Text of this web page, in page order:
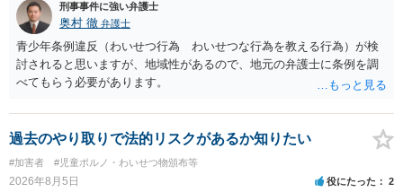
刑事事件に強い弁護士
奥村 徹 弁護士
青少年条例違反（わいせつ行為 わいせつな行為を教える行為）が検
討されると思いますが、地域性があるので、地元の弁護士に条例を調
べてもらう必要があります。
過去のやり取りで法的リスクがあるか知りたい
#加害者 #児童ポルノ・わいせつ物頒布等
2026年8月5日 役にたった 2